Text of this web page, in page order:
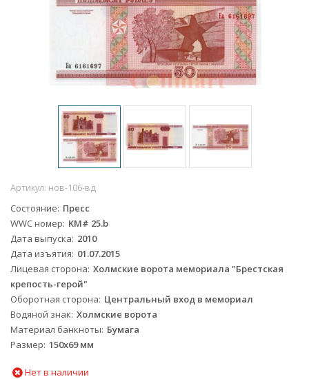
Артикул: нов-106-вд
Состояние Пресс
WWC номер KM# 25.b
Дата выпуска 2010
Дата изъятия 01.07.2015
Лицевая сторона Холмские ворота мемориала "Брестская
крепость-герой"
Оборотная сторона Центральный вход в мемориал
Водяной знак Холмские ворота
Материал банкноты Бумага
Размер 150х69 мм
Нет в наличии